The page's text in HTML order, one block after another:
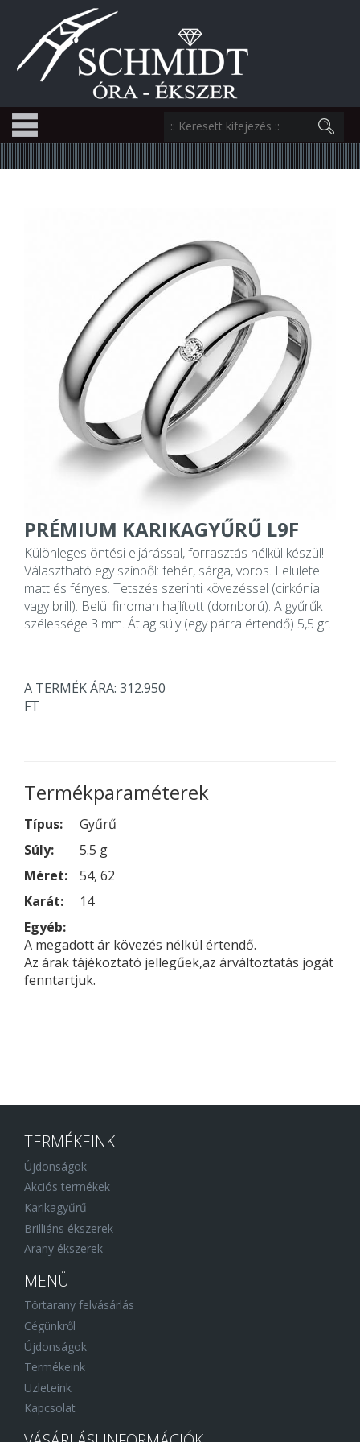
PRÉMIUM KARIKAGYŰRŰ L9F
Különleges öntési eljárással, forrasztás nélkül készül!
Választható egy színből: fehér, sárga, vörös. Felülete
matt és fényes. Tetszés szerinti kövezéssel (cirkónia
vagy brill). Belül finoman hajlított (domború). A gyűrűk
szélessége 3 mm. Átlag súly (egy párra értendő) 5,5 gr.
A TERMÉK ÁRA: 312.950
FT
Termékparaméterek
Típus:
Gyűrű
Súly:
5.5 g
Méret:
54, 62
Karát:
14
Egyéb:
A megadott ár kövezés nélkül értendő.
Az árak tájékoztató jellegűek,az árváltoztatás jogát
fenntartjuk.
TERMÉKEINK
Újdonságok
Akciós termékek
Karikagyűrű
Brilliáns ékszerek
Arany ékszerek
MENÜ
Törtarany felvásárlás
Cégünkről
Újdonságok
Termékeink
Üzleteink
Kapcsolat